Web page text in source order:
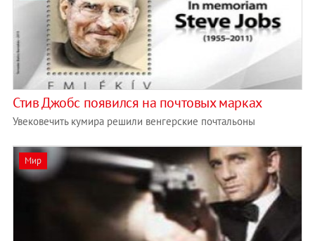
Стив Джобс появился на почтовых марках
Увековечить кумира решили венгерские почтальоны
Мир